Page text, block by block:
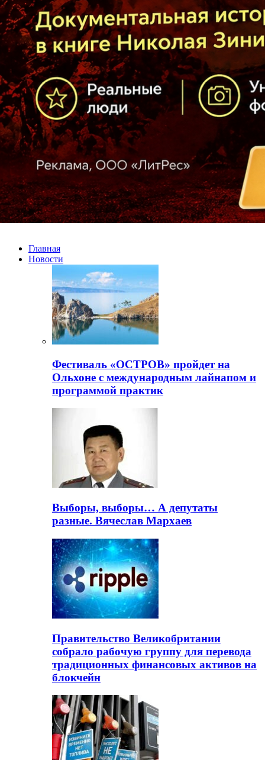
Главная
Новости
Фестиваль «ОСТРОВ» пройдет на
Ольхоне с международным лайнапом и
программой практик
Выборы, выборы… А депутаты
разные. Вячеслав Мархаев
Правительство Великобритании
собрало рабочую группу для перевода
традиционных финансовых активов на
блокчейн